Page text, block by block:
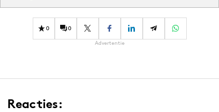
0 0
Advertentie
Reacties: